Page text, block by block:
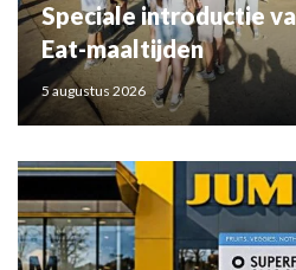
Speciale introductie
Eat-maaltijden
5 augustus 2026